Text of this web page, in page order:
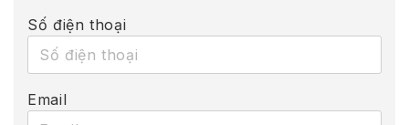
Số điện thoại
Email